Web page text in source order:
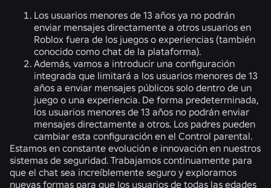
Los usuarios menores de 13 años ya no podrán
enviar mensajes directamente a otros usuarios en
Roblox fuera de los juegos o experiencias (también
conocido como chat de la plataforma).
Además, vamos a introducir una configuración
integrada que limitará a los usuarios menores de 13
años a enviar mensajes públicos solo dentro de un
juego o una experiencia. De forma predeterminada,
los usuarios menores de 13 años no podrán enviar
mensajes directamente a otros. Los padres pueden
cambiar esta configuración en el Control parental.
Estamos en constante evolución e innovación en nuestros
sistemas de seguridad. Trabajamos continuamente para
que el chat sea increíblemente seguro y exploramos
nuevas formas para que los usuarios de todas las edades